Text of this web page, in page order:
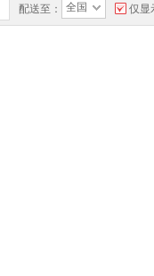
配送至： 全国 仅显